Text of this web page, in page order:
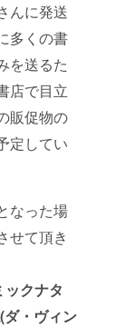
んに発送
多くの書
を送るた
店で目立
販促物の
定してい
なった場
せて頂き
クナタ
ダ・ヴィン